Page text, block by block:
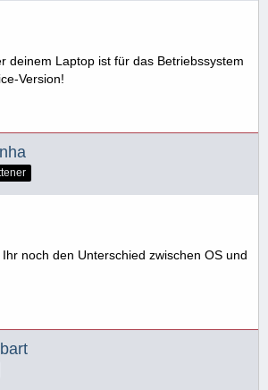
deinem Laptop ist für das Betriebssystem
Version!
noch den Unterschied zwischen OS und